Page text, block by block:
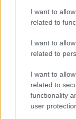
I want to
related to
I want to
related to
I want to
related to
functionality
user